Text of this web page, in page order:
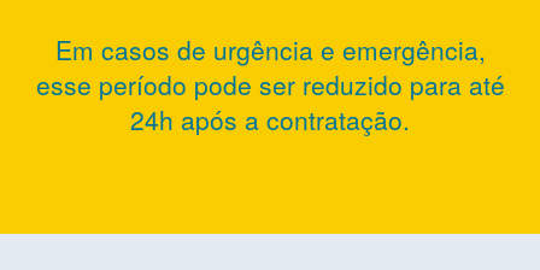
Em casos de urgência e emergência,
esse período pode ser reduzido para até
24h após a contratação.